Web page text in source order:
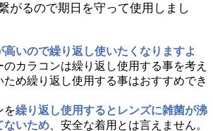
がるので期日を守って使用しまし
高いので繰り返し使いたくなりますよ
のカラコンは繰り返し使用する事を考え
め繰り返し使用する事はおすすめでき
を繰り返し使用するとレンズに雑菌が沸
ないため 、安全な着用とは言えません。